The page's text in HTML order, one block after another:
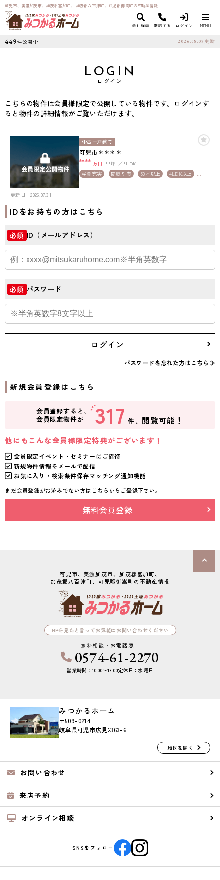
可児市、美濃加茂市、加茂郡富加町、 加茂郡八百津町、可児郡御嵩町の不動産情報
物件検索 電話する ログイン MENU
449件公開中 2026.08.03更新
LOGIN
ログイン
こちらの物件は会員様限定で公開している物件です。ログインす
ると物件の詳細情報がご覧いただけます。
中古一戸建て
可児市＊＊＊＊
**** 万円 **坪
*LDK
写真充実
間取り有 50坪以上
4LDK以上
更新日：2026.07.31
IDをお持ちの方はこちら
必須 ID（メールアドレス）
必須 パスワード
ログイン
パスワードを忘れた方はこちら≫
新規会員登録はこちら
会員登録すると、
会員限定物件が
317 件、 閲覧可能！
他にもこんな会員様限定特典がございます！
会員限定イベント・セミナーにご招待
新規物件情報をメールで配信
お気に入り・検索条件保存マッチング通知機能
まだ会員登録がお済みでない方はこちらからご登録下さい。
無料会員登録
可児市、美濃加茂市、加茂郡富加町、
加茂郡八百津町、可児郡御嵩町の不動産情報
HPを見たと言ってお気軽にお問い合わせください
無料相談・お電話窓口
0574-61-2270
営業時間：10:00〜18:00定休日：水曜日
みつかるホーム
〒509-0214
岐阜県可児市広見2363-6
地図を開く
お問い合わせ
来店予約
オンライン相談
SNSをフォロー